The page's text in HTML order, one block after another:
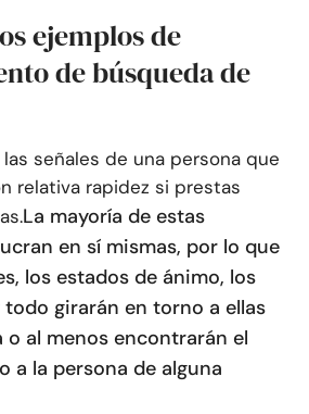
ejemplos de
de búsqueda de
señales de una persona que
relativa rapidez si prestas
La mayoría de estas
en sí mismas, por lo que
los estados de ánimo, los
todo girarán en torno a ellas
o al menos encontrarán el
a la persona de alguna